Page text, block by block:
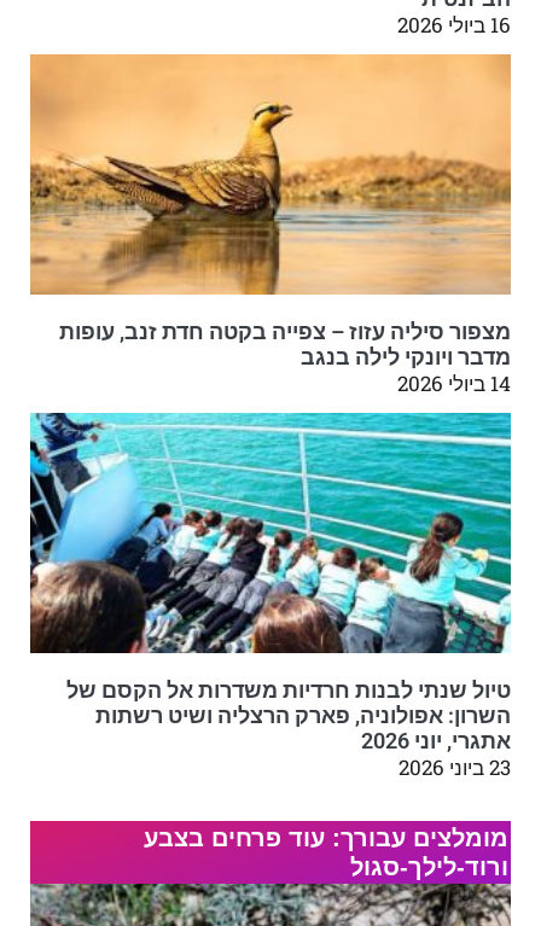
16 ביולי 2026
מצפור סיליה עזוז – צפייה בקטה חדת זנב, עופות
מדבר ויונקי לילה בנגב
14 ביולי 2026
טיול שנתי לבנות חרדיות משדרות אל הקסם של
השרון: אפולוניה, פארק הרצליה ושיט רשתות
אתגרי, יוני 2026
23 ביוני 2026
מומלצים עבורך: עוד פרחים בצבע
ורוד-לילך-סגול